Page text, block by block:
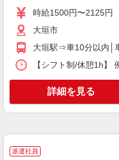
時給
通費全支
キープ
株式会社kotrio /●NG-H-1905896
大垣駅▼
時給1500円〜2125円
大垣市
大垣駅⇒車10分以内│
【シフト制/休憩1h
詳細を見る
派遣社員